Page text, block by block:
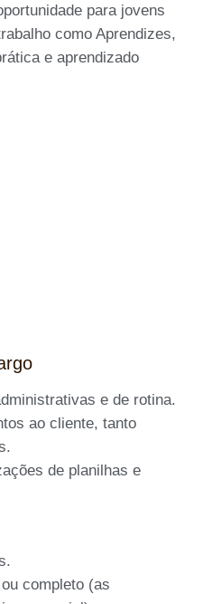
para jovens
como Aprendizes,
e aprendizado
e de rotina.
ao cliente, tanto
de planilhas e
completo (as